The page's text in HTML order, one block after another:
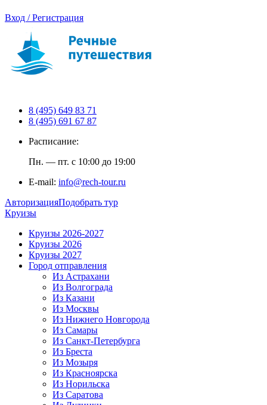
Вход / Регистрация
8 (495) 649 83 71
8 (495) 691 67 87
Расписание:
Пн. — пт. с 10:00 до 19:00
E-mail: info@rech-tour.ru
АвторизацияПодобрать тур
Круизы
Круизы 2026-2027
Круизы 2026
Круизы 2027
Город отправления
Из Астрахани
Из Волгограда
Из Казани
Из Москвы
Из Нижнего Новгорода
Из Самары
Из Санкт-Петербурга
Из Бреста
Из Мозыря
Из Красноярска
Из Норильска
Из Саратова